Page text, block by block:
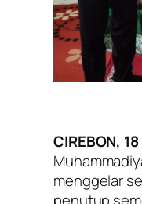
CIREBON,
menggelar